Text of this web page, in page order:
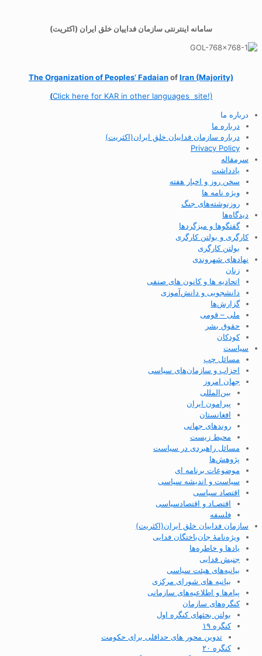
سامانه اینترنتی سازمان فداییان خلق ایران (اکثریت)
The Organization ofPeoples’ FadaianofIran (Majority)
(Click here for KAR in other languages site!)
درباره ما
درباره ما
درباره سازمان فداییان خلق ایران(اکثریت)
Privacy Policy
سرمقاله
یادداشت
سخن روز و اخبار هفته
ویژه نامه ها
روزنوشته‌های جنگ
دیدگاه‌ها
گفتگوها و میزگردها
کارگری و بولتن کارگری
بولتن کارگری
نهادهای شهروندی
زنان
اتحادیه ها و کانون های صنفی
دانشجویی و دانش‌آموزی
گزارش‌ها
ملی – قومی
حقوق بشر
کودکان
سیاست
مسائل چپ
احزاب و سازمان‌های سیاسی
جهان امروز
بین‌المللی
پیرامون ایران
افغانستان
روندهای جهانی
محیط زیست
مسائل راهبردی در سیاست
پژوهش‌ها
موضوعات برنامه ای
سیاست و اندیشه سیاسی
اقتصاد سیاسی
اقتصـاد و اقتصاد‌سیاسی
فلسفه
سازمان فداییان خلق ایران(اکثریت)
ویژه‌نامهٔ جان‌باختگان فدایی
یادها و خاطره‌ها
جنبش فدایی
بیانیه‌های هیئت سیاسی
بیانیه های شورای مرکزی
پیام‌ها و اطلاعیه‌های سازمانی
کنگره‌های سازمان
بولتن بحثهای کنگره اول
کنگره ۱۹
تدوین محور های حداقلی برای حکومت
کنگره ۲۰